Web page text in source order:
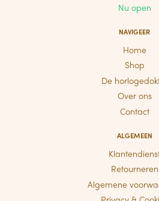
Nu open
NAVIGEER
Home
Shop
De
Over ons
Contact
ALGEMEEN
Retourneren
Algemene